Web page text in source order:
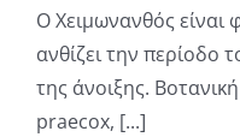
Ο Χειμωνανθός
ανθίζει την περίοδο
της άνοιξης.
praecox, [...]